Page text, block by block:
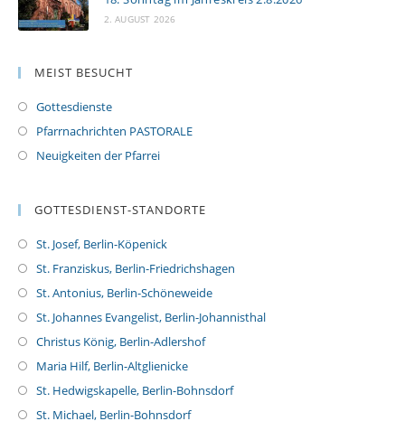
2. AUGUST 2026
MEIST BESUCHT
Gottesdienste
Pfarrnachrichten PASTORALE
Neuigkeiten der Pfarrei
GOTTESDIENST-STANDORTE
St. Josef, Berlin-Köpenick
St. Franziskus, Berlin-Friedrichshagen
St. Antonius, Berlin-Schöneweide
St. Johannes Evangelist, Berlin-Johannisthal
Christus König, Berlin-Adlershof
Maria Hilf, Berlin-Altglienicke
St. Hedwigskapelle, Berlin-Bohnsdorf
St. Michael, Berlin-Bohnsdorf